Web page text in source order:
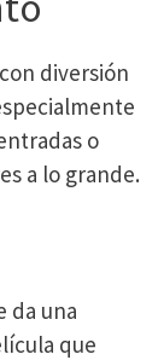
diversión
o
a lo grande.
da una
que